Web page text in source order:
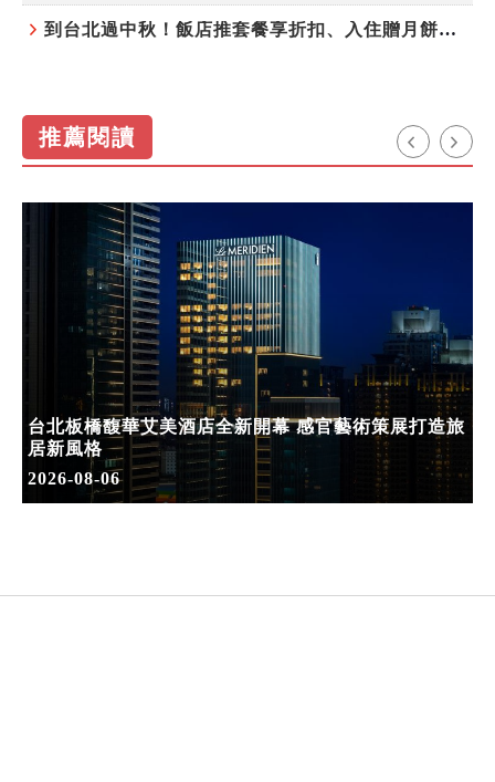
到台北過中秋！飯店推套餐享折扣、入住贈月餅禮盒
推薦閱讀
台北板橋馥華艾美酒店全新開幕 感官藝術策展打造旅
居新風格
2026-08-06